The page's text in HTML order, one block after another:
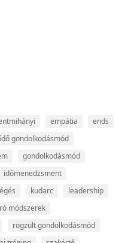
empátia
ends
gondolkodásmód
gondolkodásmód
időmenedzsment
kudarc
leadership
módszerek
rögzült gondolkodásmód